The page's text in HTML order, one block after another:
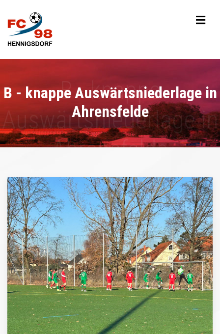
B - knappe Auswärtsniederlage in
Ahrensfelde